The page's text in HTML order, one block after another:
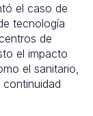
el caso de
tecnología
de
el impacto
el sanitario,